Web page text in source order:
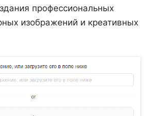
профессиональных
изображений и креативных